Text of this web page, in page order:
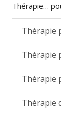
Thérapie…
Thérapie
Thérapie
Thérapie
Thérapie